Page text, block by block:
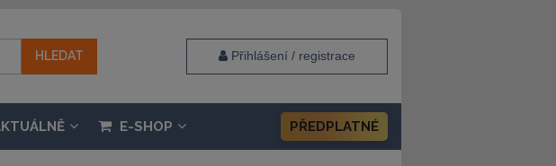
Přihlášení / registrace
E-SHOP PŘEDPLATNÉ